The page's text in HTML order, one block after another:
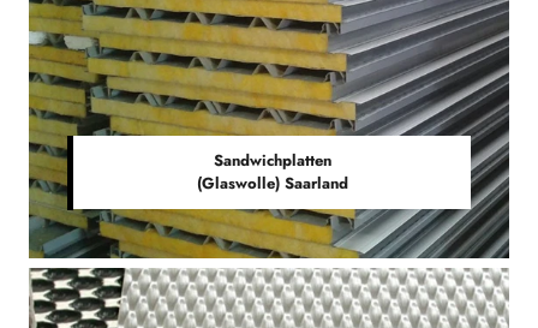
Sandwichplatten
(Glaswolle) Saarland